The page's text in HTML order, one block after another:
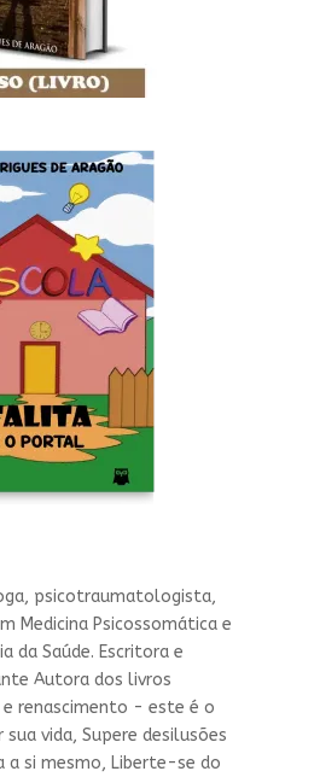
psicotraumatologista,
Medicina Psicossomática e
da Saúde. Escritora e
Autora dos livros
e renascimento - este é o
vida, Supere desilusões
a si mesmo, Liberte-se do